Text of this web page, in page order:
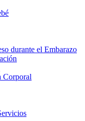
durante el Embarazo
Corporal